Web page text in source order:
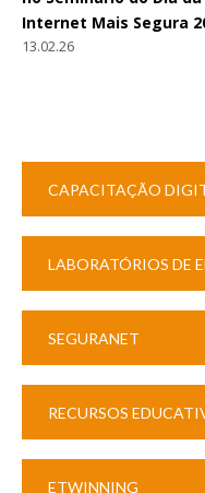
Internet Mais Segura
13.02.26
CAPACITAÇÃO
LABORATÓRIOS DE
SEGURANET
RECURSOS
ETWINNING